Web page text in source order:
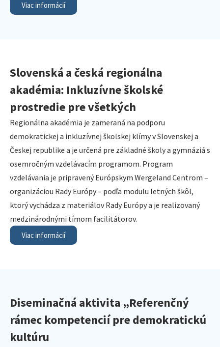
Viac informácií
Slovenská a česká regionálna
akadémia: Inkluzívne školské
prostredie pre všetkých
Regionálna akadémia je zameraná na podporu
demokratickej a inkluzívnej školskej klímy v Slovenskej a
Českej republike a je určená pre základné školy a gymnáziá s
osemročným vzdelávacím programom. Program
vzdelávania je pripravený Európskym Wergeland Centrom –
organizáciou Rady Európy – podľa modulu letných škôl,
ktorý vychádza z materiálov Rady Európy a je realizovaný
medzinárodnými tímom facilitátorov.
Viac informácií
Diseminačná aktivita „Referenčný
rámec kompetencií pre demokratickú
kultúru